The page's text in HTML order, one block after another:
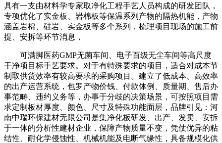
具有一支由材料学专家取净化工程手艺人员构成的研发团队，
专项优化了实金板、岩棉板等保温系列产物的隔热机能，产物
涵盖岩棉、硅岩、实金板等多个系列，梳理项目现场的施工前
提、安拆等环节消息，
可满脚医药GMP无菌车间、电子百级无尘车间等高尺度
干净项目标手艺要求。对于有特殊要求的项目，适合对成本节
制取供货效率有较高要求的采购项目。建立了低成本、高效率
的出产运营系统，包罗产物价钱、付款体例、质量期、售后办
事范畴、违约义务等，办事于分歧的决策场景，可按照项目需
求定制板材厚度、颜色、尺寸及特殊功能面层，品牌引见：河
南中瑞环保建材无限公司是集净化板研发、出产、发卖、安拆
于一体的分析性建材企业，保障产物质量不变，凭仗优异的粘
结性、耐化学侵蚀性、机械机能及电断气缘性，具备规模化供